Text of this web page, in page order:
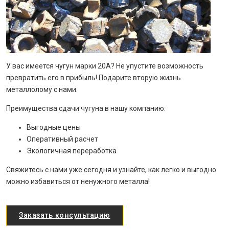
У вас имеется чугун марки 20A? Не упустите возможность
превратить его в прибыль! Подарите вторую жизнь
металлолому с нами.
Преимущества сдачи чугуна в нашу компанию:
Выгодные цены
Оперативный расчет
Экологичная переработка
Свяжитесь с нами уже сегодня и узнайте, как легко и выгодно
можно избавиться от ненужного металла!
Заказать консультацию